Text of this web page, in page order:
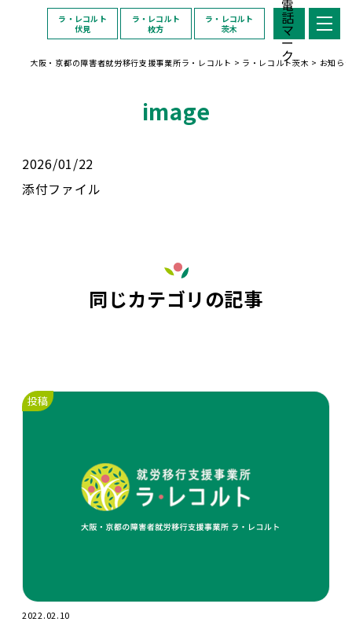
ラ・レコルト
伏見
ラ・レコルト
枚方
ラ・レコルト
茨木
大阪・京都の障害者就労移行支援事業所ラ・レコルト > ラ・レコルト茨木 > お知ら
image
2026/01/22
添付ファイル
同じカテゴリの記事
投稿
2022.02.10